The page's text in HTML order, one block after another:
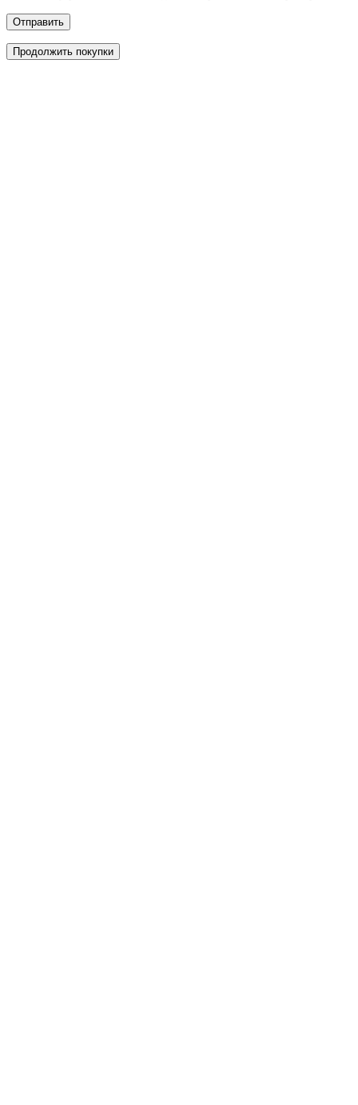
Отправить
Продолжить покупки